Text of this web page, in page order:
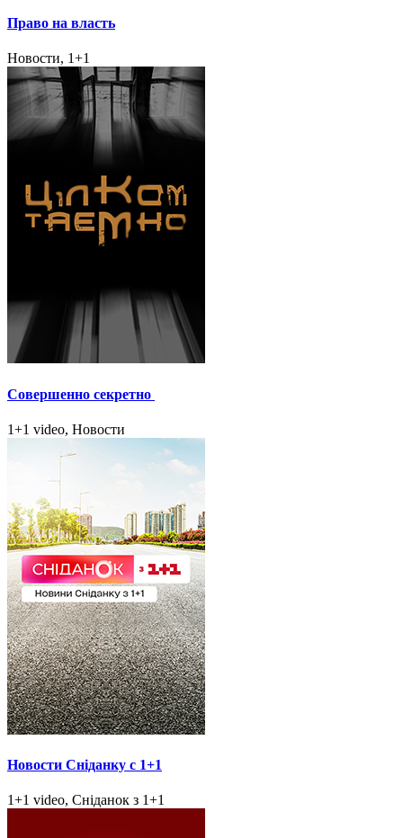
Право на власть
Новости, 1+1
Совершенно секретно
1+1 video, Новости
Новости Сніданку с 1+1
1+1 video, Сніданок з 1+1